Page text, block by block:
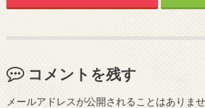
コメントを残す
メールアドレスが公開されることはありませ